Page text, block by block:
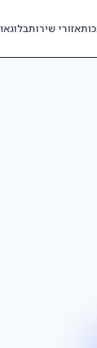
אזורי שירותבלוג